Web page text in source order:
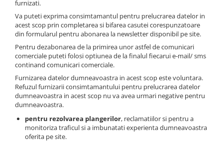
furnizati.
Va puteti exprima consimtamantul pentru prelucrarea datelor in
acest scop prin completarea si bifarea casutei corespunzatoare
din formularul pentru abonarea la newsletter disponibil pe site.
Pentru dezabonarea de la primirea unor astfel de comunicari
comerciale puteti folosi optiunea de la finalul fiecarui e-mail/ sms
continand comunicari comerciale.
Furnizarea datelor dumneavoastra in acest scop este voluntara.
Refuzul furnizarii consimtamantului pentru prelucrarea datelor
dumneavoastra in acest scop nu va avea urmari negative pentru
dumneavoastra.
pentru rezolvarea plangerilor, reclamatiilor si pentru a
monitoriza traficul si a imbunatati experienta dumneavoastra
oferita pe site.